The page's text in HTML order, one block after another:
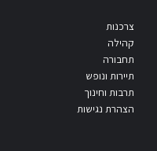
צרכנות
קהילה
תחבורה
תיירות ונופש
תרבות וחינוך
הצהרת נגישות